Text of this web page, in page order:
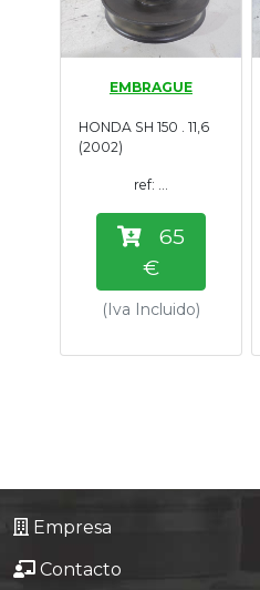
Nuevos
Motores
Usados
Tasaciones
Formulario
Empresa
Contacto
EMBRAGUE
HONDA SH 150 . 11,6
(2002)
ref: ...
65
€
(Iva Incluido)
Empresa
Contacto